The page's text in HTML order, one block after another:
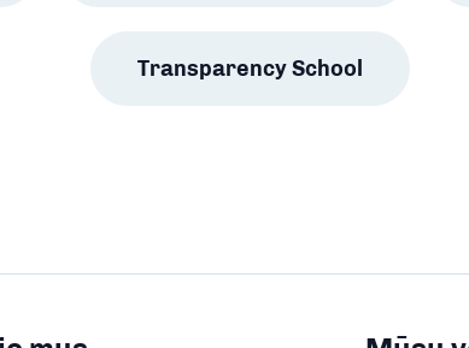
Transparency School